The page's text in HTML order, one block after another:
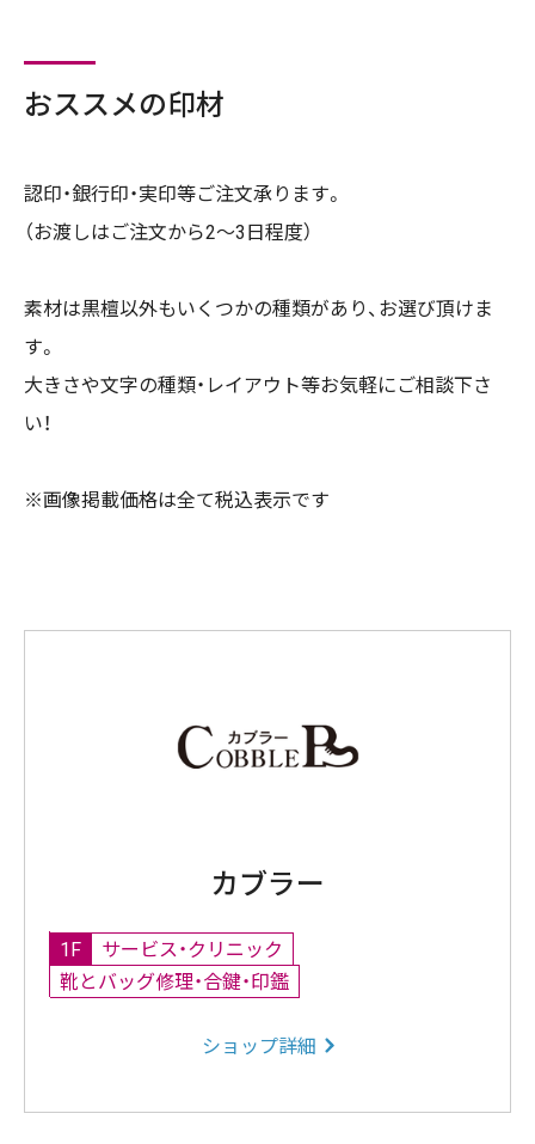
おススメの印材
認印・銀行印・実印等ご注文承ります。
（お渡しはご注文から2〜3日程度）
素材は黒檀以外もいくつかの種類があり、お選び頂けま
す。
大きさや文字の種類・レイアウト等お気軽にご相談下さ
い！
※画像掲載価格は全て税込表示です
カブラー
1F
サービス・クリニック
靴とバッグ修理・合鍵・印鑑
ショップ詳細